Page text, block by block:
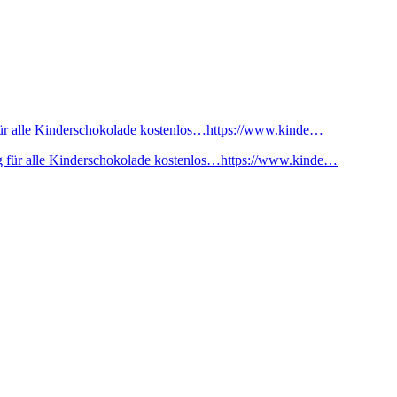
alle Kinderschokolade kostenlos…https://www.kinde…
für alle Kinderschokolade kostenlos…https://www.kinde…